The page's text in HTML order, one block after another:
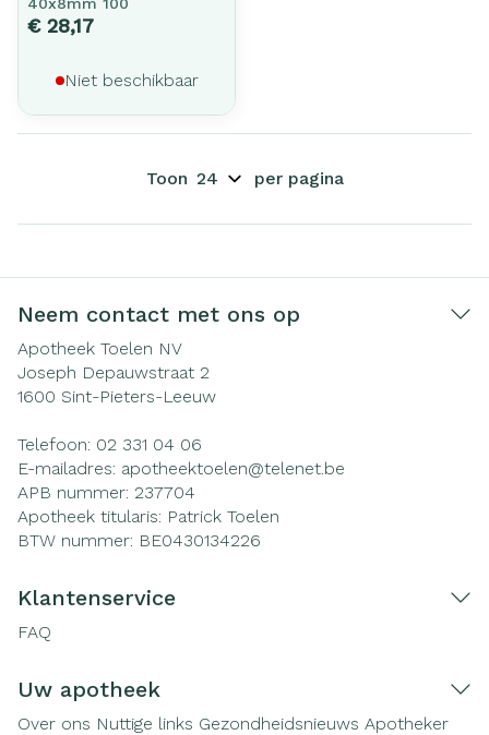
€ 28,17
Niet beschikbaar
Toon per pagina
Neem contact met ons op
Apotheek Toelen NV
Joseph Depauwstraat 2
1600 Sint-Pieters-Leeuw
Telefoon: 02 331 04 06
E-mailadres: apotheektoelen@telenet.be
APB nummer: 237704
Apotheek titularis: Patrick Toelen
BTW nummer: BE0430134226
Klantenservice
FAQ
Uw apotheek
Over ons Nuttige links Gezondheidsnieuws Apotheker